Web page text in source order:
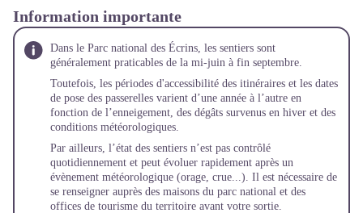
Information importante
Dans le Parc national des Écrins, les sentiers sont
généralement praticables de la mi-juin à fin septembre.
Toutefois, les périodes d'accessibilité des itinéraires et les dates
de pose des passerelles varient d’une année à l’autre en
fonction de l’enneigement, des dégâts survenus en hiver et des
conditions météorologiques.
Par ailleurs, l’état des sentiers n’est pas contrôlé
quotidiennement et peut évoluer rapidement après un
évènement météorologique (orage, crue...). Il est nécessaire de
se renseigner auprès des maisons du parc national et des
offices de tourisme du territoire avant votre sortie.